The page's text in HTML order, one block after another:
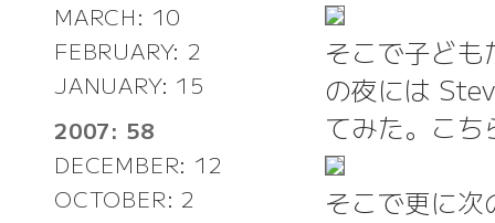
MARCH: 10
FEBRUARY: 2
JANUARY: 15
2007: 58
DECEMBER: 12
OCTOBER: 2
そこで子ど
の夜には
てみた。こ
そこで更に